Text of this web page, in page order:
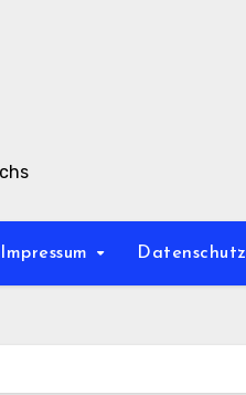
Impressum Datenschutz